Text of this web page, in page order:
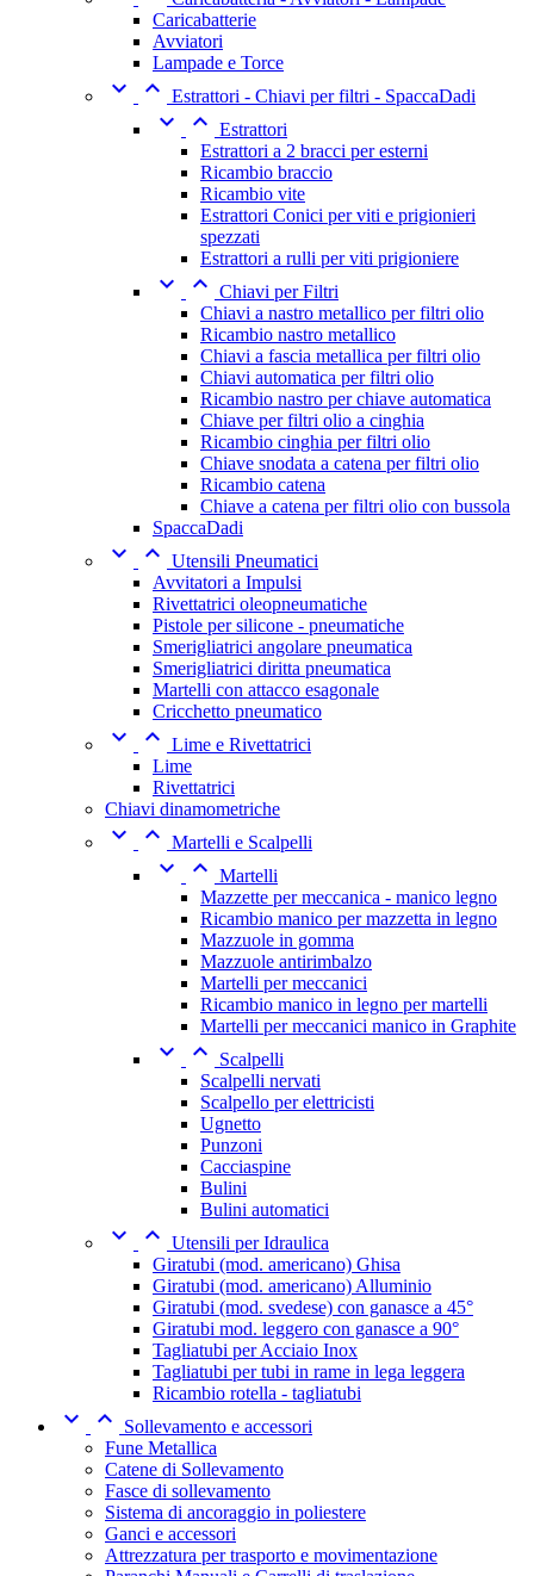
Caricabatterie
Avviatori
Lampade e Torce
  Estrattori - Chiavi per filtri - SpaccaDadi
  Estrattori
Estrattori a 2 bracci per esterni
Ricambio braccio
Ricambio vite
Estrattori Conici per viti e prigionieri
spezzati
Estrattori a rulli per viti prigioniere
  Chiavi per Filtri
Chiavi a nastro metallico per filtri olio
Ricambio nastro metallico
Chiavi a fascia metallica per filtri olio
Chiavi automatica per filtri olio
Ricambio nastro per chiave automatica
Chiave per filtri olio a cinghia
Ricambio cinghia per filtri olio
Chiave snodata a catena per filtri olio
Ricambio catena
Chiave a catena per filtri olio con bussola
SpaccaDadi
  Utensili Pneumatici
Avvitatori a Impulsi
Rivettatrici oleopneumatiche
Pistole per silicone - pneumatiche
Smerigliatrici angolare pneumatica
Smerigliatrici diritta pneumatica
Martelli con attacco esagonale
Cricchetto pneumatico
  Lime e Rivettatrici
Lime
Rivettatrici
Chiavi dinamometriche
  Martelli e Scalpelli
  Martelli
Mazzette per meccanica - manico legno
Ricambio manico per mazzetta in legno
Mazzuole in gomma
Mazzuole antirimbalzo
Martelli per meccanici
Ricambio manico in legno per martelli
Martelli per meccanici manico in Graphite
 
Scalpelli
Scalpelli nervati
Scalpello per elettricisti
Ugnetto
Punzoni
Cacciaspine
Bulini
Bulini automatici
  Utensili per Idraulica
Giratubi (mod. americano) Ghisa
Giratubi (mod. americano) Alluminio
Giratubi (mod. svedese) con ganasce a 45°
Giratubi mod. leggero con ganasce a 90°
Tagliatubi per Acciaio Inox
Tagliatubi per tubi in rame in lega leggera
Ricambio rotella - tagliatubi
 
Sollevamento e accessori
Fune Metallica
Catene di Sollevamento
Fasce di sollevamento
Sistema di ancoraggio in poliestere
Ganci e accessori
Attrezzatura per trasporto e movimentazione